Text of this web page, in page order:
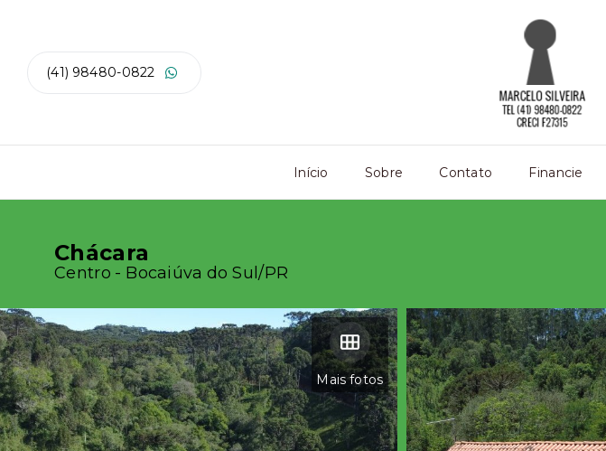
(41) 98480-0822
Início Sobre Contato Financie
Chácara
Centro - Bocaiúva do Sul/PR
Mais fotos